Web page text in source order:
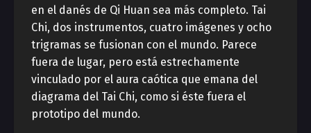
en el danés de Qi Huan sea más completo. Tai
Chi, dos instrumentos, cuatro imágenes y ocho
trigramas se fusionan con el mundo. Parece
fuera de lugar, pero está estrechamente
vinculado por el aura caótica que emana del
diagrama del Tai Chi, como si éste fuera el
prototipo del mundo.